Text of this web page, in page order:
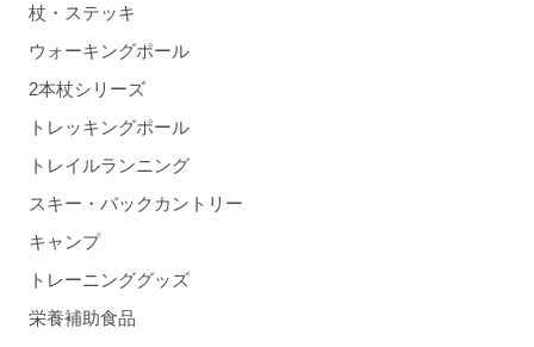
杖・ステッキ
ウォーキングポール
2本杖シリーズ
トレッキングポール
トレイルランニング
スキー・バックカントリー
キャンプ
トレーニンググッズ
栄養補助食品